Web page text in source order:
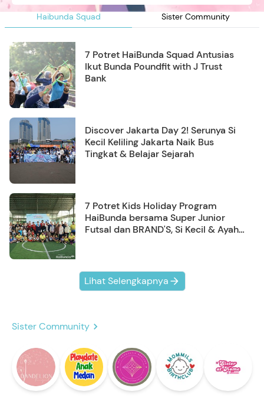
Haibunda Squad Sister Community
7 Potret HaiBunda Squad Antusias
Ikut Bunda Poundfit with J Trust
Bank
Discover Jakarta Day 2! Serunya Si
Kecil Keliling Jakarta Naik Bus
Tingkat & Belajar Sejarah
7 Potret Kids Holiday Program
HaiBunda bersama Super Junior
Futsal dan BRAND'S, Si Kecil & Ayah
Lihat Selengkapnya
Sister Community